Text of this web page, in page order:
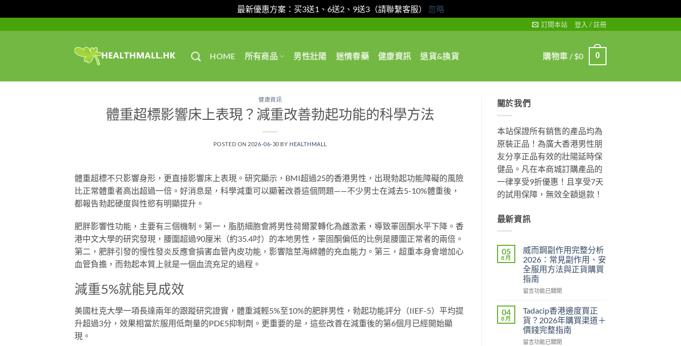
最新優惠方案：买3送1、6送2、9送3（請聯繫客服） 忽略
訂閱本站 登入 / 註冊
HOME 所有商品 男性壯陽 迷情春藥 健康資訊 退貨&換貨 購物車 /$0 0
健康資訊
體重超標影響床上表現？減重改善勃起功能的科學方法
POSTED ON 2026-06-30 BY HEALTHMALL
體重超標不只影響身形，更直接影響床上表現。研究顯示，BMI超過25的香港男性，出現勃起功能障礙的風險
比正常體重者高出超過一倍。好消息是，科學減重可以顯著改善這個問題——不少男士在減去5-10%體重後，
都報告勃起硬度與性慾有明顯提升。
肥胖影響性功能，主要有三個機制。第一，脂肪細胞會將男性荷爾蒙轉化為雌激素，導致睪固酮水平下降。香
港中文大學的研究發現，腰圍超過90厘米（約35.4吋）的本地男性，睪固酮偏低的比例是腰圍正常者的兩倍。
第二，肥胖引發的慢性發炎反應會損害血管內皮功能，影響陰莖海綿體的充血能力。第三，超重本身會增加心
血管負擔，而勃起本質上就是一個血流充足的過程。
減重5%就能見成效
美國杜克大學一項長達兩年的跟蹤研究證實，體重減輕5%至10%的肥胖男性，勃起功能評分（IIEF-5）平均提
升超過3分，效果相當於服用低劑量的PDE5抑制劑。更重要的是，這些改善在減重後的第6個月已經開始顯
現。
關於我們
本站保證所有銷售的產品均為
原裝正品！為廣大香港男性朋
友分享正品有效的壯陽延時保
健品。凡在本商城訂購產品的
一律享受9折優惠！且享受7天
的試用保障，無效全額退款！
最新資訊
05
8 月
威而鋼副作用完整分析
2026：常見副作用、安
全服用方法與正貨購買
指南
在
而
鋼
副
作
用
留言功能已關閉
04
8 月
Tadacip香港邊度買正
貨？2026年購買渠道＋
價錢完整指南
在
留言功能已關閉